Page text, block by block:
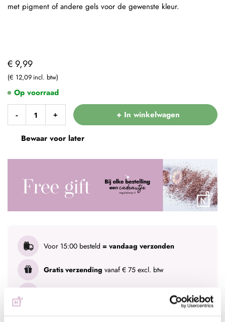
€ 9,99
€ 12,09
- + + In winkelwagen
Bewaar voor later
Voor 15:00 besteld = vandaag verzonden
Gratis verzending vanaf € 75 excl. btw
WhatsApp met onze specialisten
Op voorraad
met pigment of andere gels voor de gewenste kleur.